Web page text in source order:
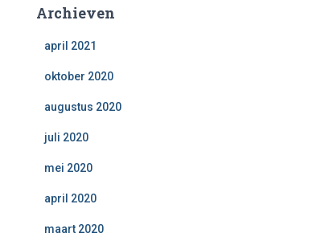
Archieven
april 2021
oktober 2020
augustus 2020
juli 2020
mei 2020
april 2020
maart 2020